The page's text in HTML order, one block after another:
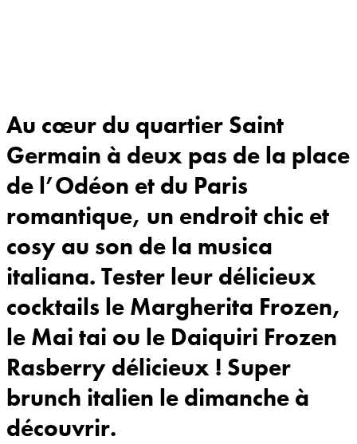
Au cœur du quartier Saint
Germain à deux pas de la place
de l’Odéon et du Paris
romantique, un endroit chic et
cosy au son de la musica
italiana. Tester leur délicieux
cocktails le Margherita Frozen,
le Mai tai ou le Daiquiri Frozen
Rasberry délicieux ! Super
brunch italien le dimanche à
découvrir.